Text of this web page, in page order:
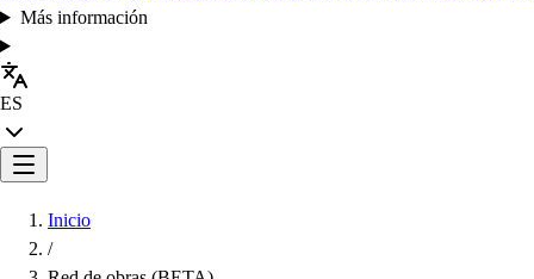
Más información
ES
Inicio
/